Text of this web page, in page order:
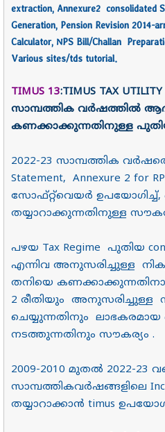
extraction, Annexure2 consolidated
Generation, Pension Revision 2014-
Calculator, NPS Bill/Challan
Various sites/tds tutorial.
TIMUS 13:TIMUS TAX
സാമ്പത്തിക വർഷത്തിൽ
കണക്കാക്കുന്നതിനുള്ള
2022-23 സാമ്പത്തിക
Statement, Annexure 2 for
സോഫ്റ്റ്‌വെയർ ഉപയോഗിച്ച്,
തയ്യാറാക്കുന്നതിനുള്ള
പഴയ Tax Regime പുതിയ
എന്നിവ അനുസരിച്ചുള്ള
തനിയെ
2 രീതിയും അനുസരിച്ചുള്ള
ചെയ്യുന്നതിനും
നടത്തുന്നതിനും സൗകര്യം .
2009-2010 മുതൽ 2022-23
സാമ്പത്തികവർഷങ്ങളിലെ
തയ്യാറാക്കാൻ timus